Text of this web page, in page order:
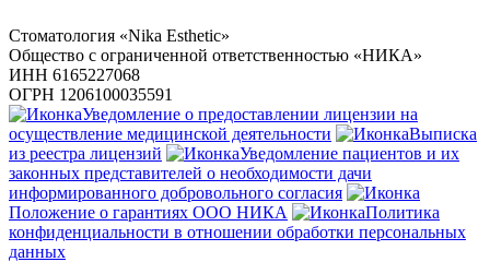
Стоматология «Nika Esthetic»
Общество с ограниченной ответственностью «НИКА»
ИНН 6165227068
ОГРН 1206100035591
Уведомление о предоставлении лицензии на
осуществление медицинской деятельности
Выписка
из реестра лицензий
Уведомление пациентов и их
законных представителей о необходимости дачи
информированного добровольного согласия
Положение о гарантиях ООО НИКА
Политика
конфиденциальности в отношении обработки персональных
данных